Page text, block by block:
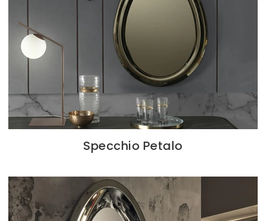
Specchio Petalo